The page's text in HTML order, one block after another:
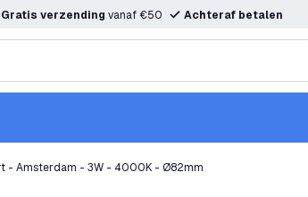
Gratis verzending vanaf €50 Achteraf betalen
- Amsterdam - 3W - 4000K - Ø82mm